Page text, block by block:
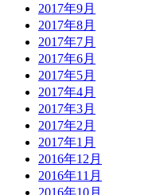
2017年9月
2017年8月
2017年7月
2017年6月
2017年5月
2017年4月
2017年3月
2017年2月
2017年1月
2016年12月
2016年11月